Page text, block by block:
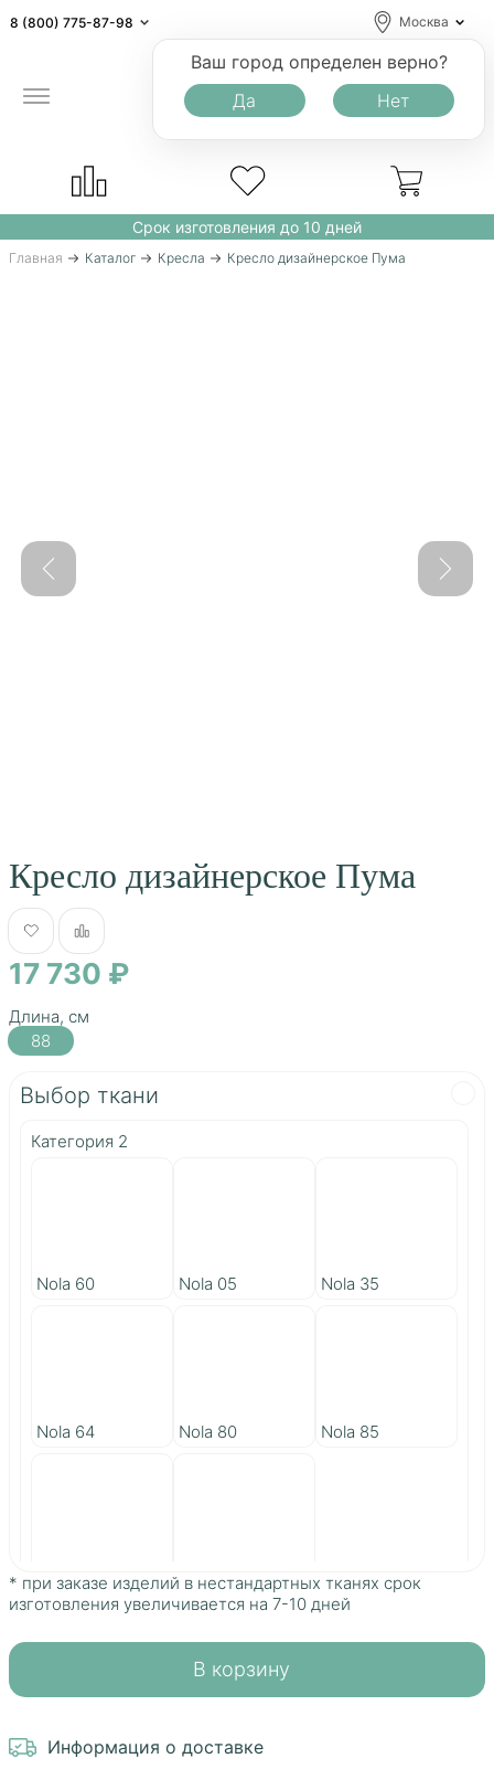
Москва
Ваш город определен верно?
Да
Нет
8 (800) 775-87-98
Срок изготовления до 10 дней
Главная Каталог Кресла Кресло дизайнерское Пума
Кресло дизайнерское Пума
17 730 ₽
Длина, см
88
Выбор ткани
Категория 2
Nola 60 Nola 05 Nola 35
Nola 64 Nola 80 Nola 85
Nola 78 Nola 73
* при заказе изделий в нестандартных тканях срок
изготовления увеличивается на 7-10 дней
В корзину
Информация о доставке